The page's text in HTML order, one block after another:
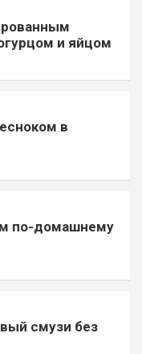
и яйцом
в
по-домашнему
смузи без